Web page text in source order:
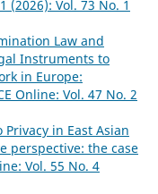
(2026): Vol. 73 No. 1
Law and
Instruments to
in Europe:
Online: Vol. 47 No. 2
Privacy in East Asian
perspective: the case
Vol. 55 No. 4